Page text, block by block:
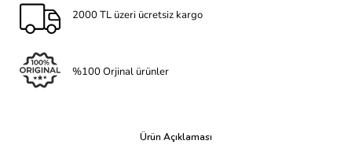
2000 TL üzeri ücretsiz kargo
%100 Orjinal ürünler
Ürün Açıklaması